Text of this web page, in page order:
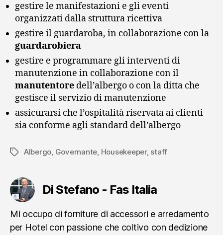
gestire le manifestazioni e gli eventi
organizzati dalla struttura ricettiva
gestire il guardaroba, in collaborazione con la
guardarobiera
gestire e programmare gli interventi di
manutenzione in collaborazione con il
manutentore dell’albergo o con la ditta che
gestisce il servizio di manutenzione
assicurarsi che l’ospitalità riservata ai clienti
sia conforme agli standard dell’albergo
Tag Albergo, Governante, Housekeeper, staff
Di Stefano - Fas Italia
Mi occupo di forniture di accessori e arredamento
per Hotel con passione che coltivo con dedizione